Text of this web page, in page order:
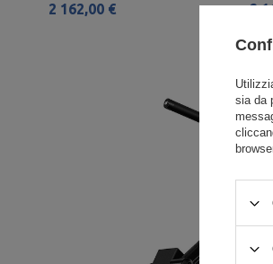
2 162,00 € 2
sia da